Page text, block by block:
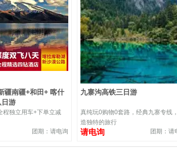
疆南疆+和田+ 喀什
日游
程独立用车+下单立减
团期：请电询
九寨沟高铁三日游
真纯玩0购物0套路，经典九寨专线
造独特的旅行
请电询 团期：请